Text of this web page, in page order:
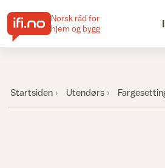
Norsk råd for
hjem og bygg
Startsiden Utendørs